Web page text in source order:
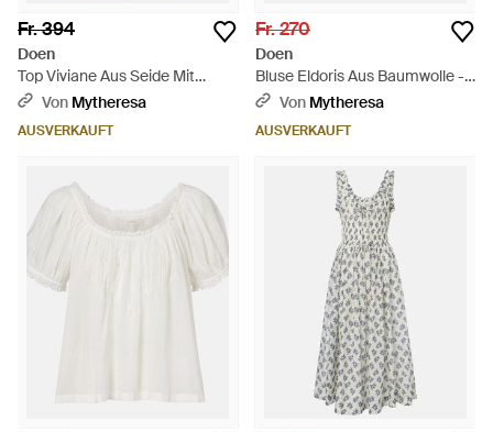
Fr. 394
Doen
Top Viviane Aus Seide Mit
Spitze - Weiß
Von Mytheresa
AUSVERKAUFT
Fr. 270
Doen
Bluse Eldoris Aus Baumwolle -
WeißVon Mytheresa
AUSVERKAUFT